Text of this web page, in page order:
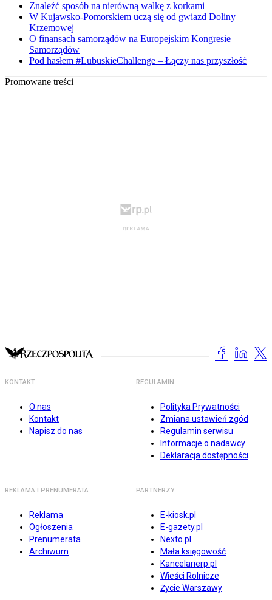
Znaleźć sposób na nierówną walkę z korkami
W Kujawsko-Pomorskiem uczą się od gwiazd Doliny
Krzemowej
O finansach samorządów na Europejskim Kongresie
Samorządów
Pod hasłem #LubuskieChallenge – Łączy nas przyszłość
Promowane treści
KONTAKT
O nas
Kontakt
Napisz do nas
REGULAMIN
Polityka Prywatności
Zmiana ustawień zgód
Regulamin serwisu
Informacje o nadawcy
Deklaracja dostępności
REKLAMA I PRENUMERATA
Reklama
Ogłoszenia
Prenumerata
Archiwum
PARTNERZY
E-kiosk.pl
E-gazety.pl
Nexto.pl
Mała księgowość
Kancelarierp.pl
Wieści Rolnicze
Życie Warszawy